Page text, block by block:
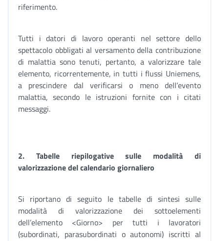
riferimento.
Tutti i datori di lavoro operanti nel settore dello
spettacolo obbligati al versamento della contribuzione
di malattia sono tenuti, pertanto, a valorizzare tale
elemento, ricorrentemente, in tutti i flussi Uniemens,
a prescindere dal verificarsi o meno dell’evento
malattia, secondo le istruzioni fornite con i citati
messaggi.
2. Tabelle riepilogative sulle modalità di
valorizzazione del calendario giornaliero
Si riportano di seguito le tabelle di sintesi sulle
modalità di valorizzazione dei sottoelementi
dell’elemento <Giorno> per tutti i lavoratori
(subordinati, parasubordinati o autonomi) iscritti al